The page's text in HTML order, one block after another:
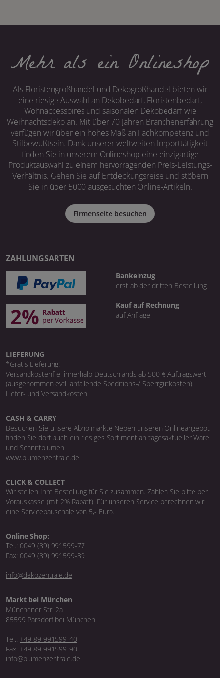
Mehr als ein Onlineshop
Als Floristengroßhandel und Dekogroßhandel bieten wir
eine riesige Auswahl an Dekobedarf, Floristenbedarf,
Wohnaccessoires und saisonalen Dekobedarf wie
Weihnachtsdeko an. Mit über 70 Jahren Branchenerfahrung
verfügen wir über ein hohes Maß an Fachkompetenz und
Stilbewußtsein. Dank unserer weltweiten Importtätigkeit
finden Sie in unserem Onlineshop eine einzigartige
Produktauswahl zu einem hervorragenden Preis-Leistungs-
Verhältnis. Gehen Sie auf Entdeckungsreise und stöbern
Sie in über 5000 ausgesuchten Online-Artikeln.
Firmenseite besuchen
ZAHLUNGSARTEN
Bankeinzug
erst ab der dritten Bestellung
Kauf auf Rechnung
auf Anfrage
LIEFERUNG
*Gratis Lieferung!
Versandkostenfrei innerhalb Deutschlands ab 500 € Auftragswert
(ausgenommen evtl. anfallende Speditions-/ Sperrgutkosten).
Liefer- und Versandkosten
CASH & CARRY
Besuchen Sie unsere Abholmärkte Neben unseren Onlineangebot
finden Sie dort auch ein riesiges Sortiment an tagesaktueller Ware
und Schnittblumen.
www.blumenzentrale.de
CLICK & COLLECT
Wir stellen Ihre Bestellung für Sie zusammen. Zahlen Sie bitte per
Vorauskasse (mit 2% Rabatt). Für unseren Service berechnen wir
eine Servicepauschale von 5,- Euro.
Online Shop:
Tel.: 0049 (89) 991599-77
Fax: 0049 (89) 991599-39
info@dekozentrale.de
Markt bei München
Münchener Str. 2a
85599 Parsdorf bei München
Tel.: +49 89 991599-40
Fax: +49 89 991599-90
info@blumenzentrale.de